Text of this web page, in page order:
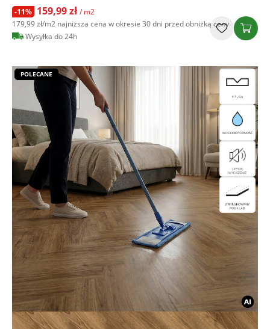
-11% 159,99 zł / m2
179,99 zł/m2 najniższa cena w okresie 30 dni przed obniżką ceny
Wysyłka do 24h
POLECANE